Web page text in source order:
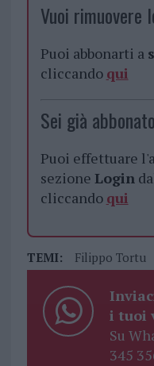
Vuoi rimuovere
Puoi abbonarti a
cliccando qui
Sei già
Puoi effettuare
sezione Login
cliccando qui
TEMI: Filippo Tortu
i tuoi
Su
345